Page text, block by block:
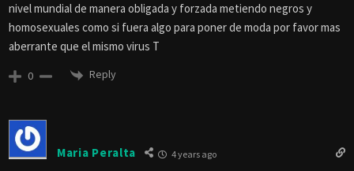
nivel mundial de manera obligada y forzada metiendo negros y
homosexuales como si fuera algo para poner de moda por favor mas
aberrante que el mismo virus T
0 Reply
Maria Peralta 4 years ago